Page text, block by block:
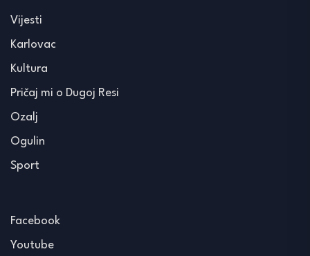
Vijesti
Karlovac
Kultura
Pričaj mi o Dugoj Resi
Ozalj
Ogulin
Sport
Facebook
Youtube